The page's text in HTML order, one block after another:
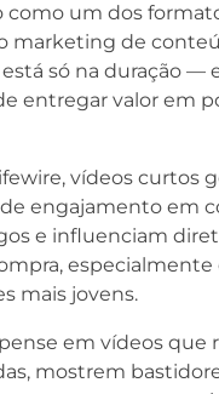
como um dos
marketing de
só na duração —
entregar valor em
vídeos curtos
engajamento em
e influenciam
especialmente
mais jovens.
em vídeos que
mostrem